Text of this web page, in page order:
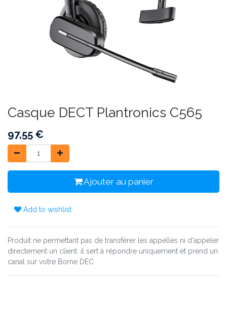
Casque DECT Plantronics C565
97,55 €
Ajouter au panier
Add to wishlist
Produit ne permettant pas de transférer les appelles ni d'appeler
directement un client. il sert à répondre uniquement et prend un
canal sur votre Borne DEC